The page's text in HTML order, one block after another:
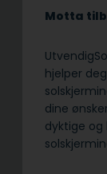
Motta
hjelper
dine
dyktige og